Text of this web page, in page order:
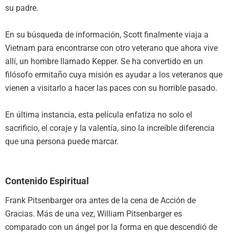
su padre.
En su búsqueda de información, Scott finalmente viaja a
Vietnam para encontrarse con otro veterano que ahora vive
allí, un hombre llamado Kepper. Se ha convertido en un
filósofo ermitaño cuya misión es ayudar a los veteranos que
vienen a visitarlo a hacer las paces con su horrible pasado.
En última instancia, esta película enfatiza no solo el
sacrificio, el coraje y la valentía, sino la increíble diferencia
que una persona puede marcar.
Contenido Espiritual
Frank Pitsenbarger ora antes de la cena de Acción de
Gracias. Más de una vez, William Pitsenbarger es
comparado con un ángel por la forma en que descendió de